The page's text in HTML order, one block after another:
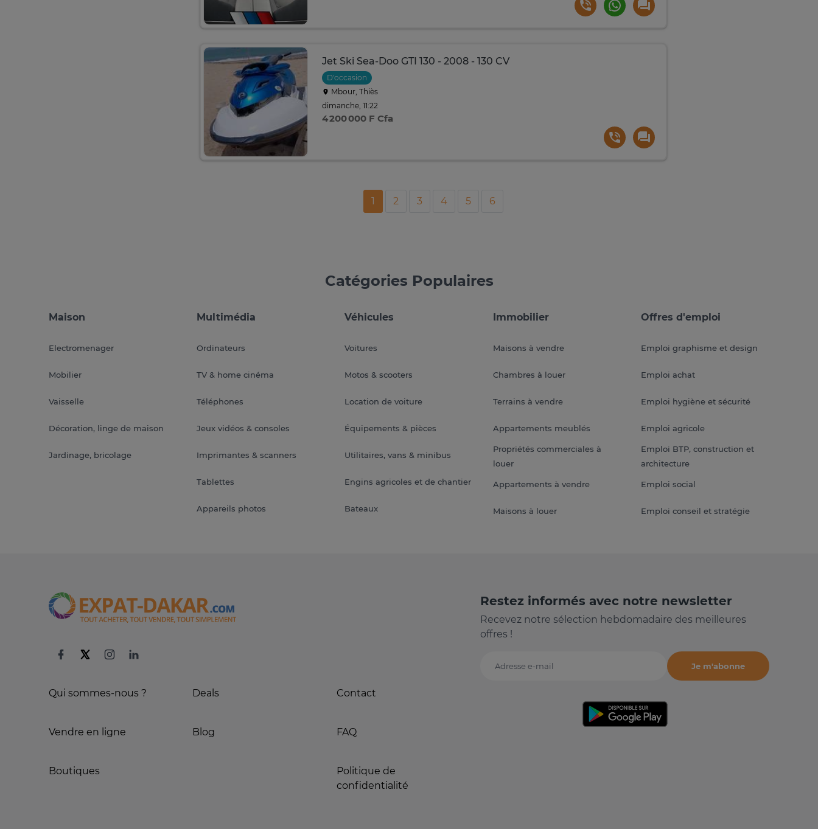
Jet Ski Sea-Doo GTI 130 - 2008 - 130 CV
D'occasion
Mbour, Thiès
dimanche, 11:22
4 200 000 F Cfa
1 2 3 4 5 6
Catégories Populaires
Maison
Electromenager
Mobilier
Vaisselle
Décoration, linge de maison
Jardinage, bricolage
Multimédia
Ordinateurs
TV & home cinéma
Téléphones
Jeux vidéos & consoles
Imprimantes & scanners
Tablettes
Appareils photos
Véhicules
Voitures
Motos & scooters
Location de voiture
Équipements & pièces
Utilitaires, vans & minibus
Engins agricoles et de chantier
Bateaux
Immobilier
Maisons à vendre
Chambres à louer
Terrains à vendre
Appartements meublés
Propriétés commerciales à
louer
Appartements à vendre
Maisons à louer
Offres d'emploi
Emploi graphisme et design
Emploi achat
Emploi hygiène et sécurité
Emploi agricole
Emploi BTP, construction et
architecture
Emploi social
Emploi conseil et stratégie
Qui sommes-nous ?
Vendre en ligne
Boutiques
Deals
Blog
Contact
FAQ
Politique de
confidentialité
Restez informés avec notre newsletter
Recevez notre sélection hebdomadaire des meilleures
offres !
Adresse e-mail
Je m'abonne